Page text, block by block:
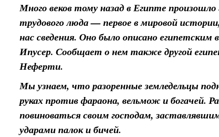
Много веков тому назад в Египте произошло
трудового люда — первое в мировой
нас сведения. Оно было описано
Ипусер. Сообщает о нем также другой
Неферти.
Мы узнаем, что разоренные земледельцы
руках против фараона, вельмож и богачей.
повиноваться своим господам,
ударами палок и бичей.